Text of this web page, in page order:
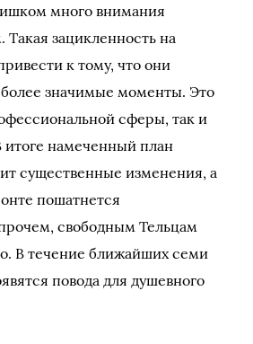
много внимания
Такая зацикленность на
к тому, что они
более значимые моменты. Это
сферы, так и
намеченный план
существенные изменения, а
пошатнется
свободным Тельцам
В течение ближайших семи
повода для душевного